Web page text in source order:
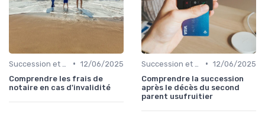
• 12/06/2025
Comprendre les frais de
notaire en cas d'invalidité
• 12/06/2025
Comprendre la succession
après le décès du second
parent usufruitier